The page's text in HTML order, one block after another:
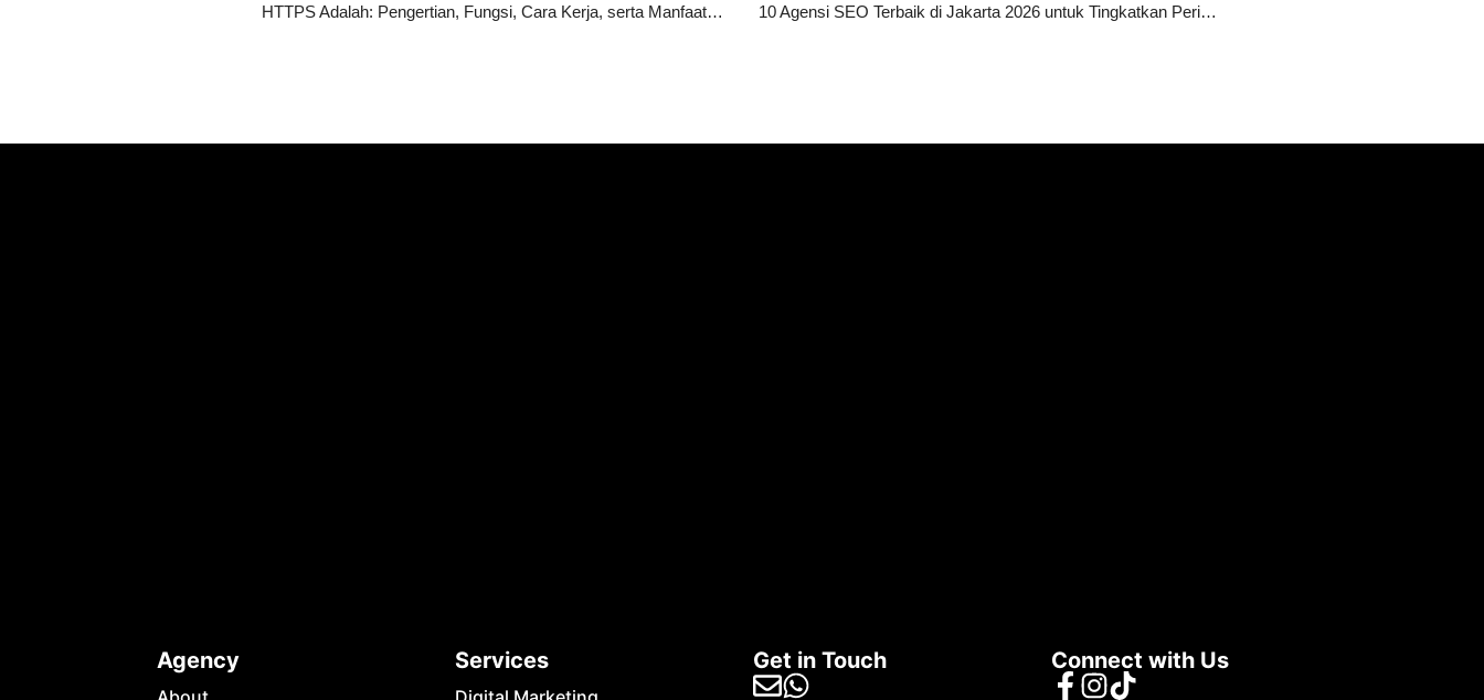
HTTPS Adalah: Pengertian, Fungsi, Cara Kerja, serta Manfaatnya bagi Website 10 Agensi SEO Terbaik di Jakarta 2026 untuk Tingkatkan Peringkat Website Anda
Agency Services Get in Touch Connect with Us